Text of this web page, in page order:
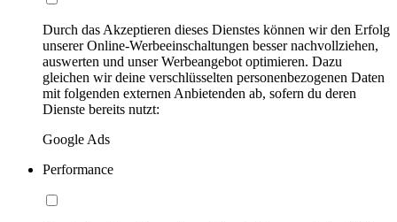
Durch das Akzeptieren dieses Dienstes können wir den Erfolg
unserer Online-Werbeeinschaltungen besser nachvollziehen,
auswerten und unser Werbeangebot optimieren. Dazu
gleichen wir deine verschlüsselten personenbezogenen Daten
mit folgenden externen Anbietenden ab, sofern du deren
Dienste bereits nutzt:
Google Ads
Performance